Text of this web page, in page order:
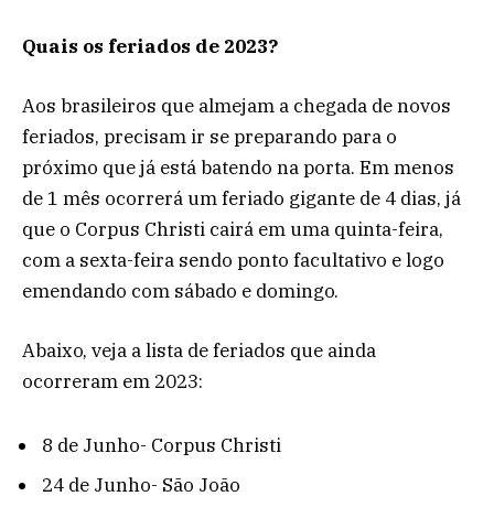
Quais os feriados de 2023?
Aos brasileiros que almejam a chegada de novos
feriados, precisam ir se preparando para o
próximo que já está batendo na porta. Em menos
de 1 mês ocorrerá um feriado gigante de 4 dias, já
que o Corpus Christi cairá em uma quinta-feira,
com a sexta-feira sendo ponto facultativo e logo
emendando com sábado e domingo.
Abaixo, veja a lista de feriados que ainda
ocorreram em 2023:
8 de Junho- Corpus Christi
24 de Junho- São João